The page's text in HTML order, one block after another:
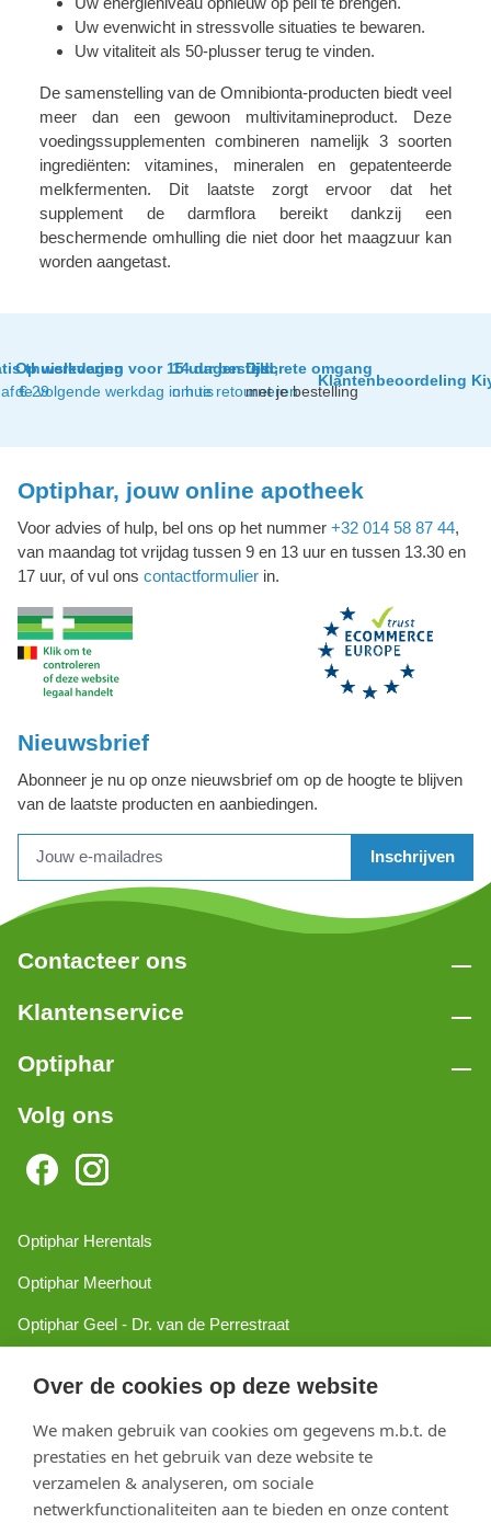
Over de cookies op deze website
We maken gebruik van cookies om gegevens m.b.t. de
prestaties en het gebruik van deze website te
verzamelen & analyseren, om sociale
netwerkfunctionaliteiten aan te bieden en onze content
Uw evenwicht in stressvolle situaties te bewaren.
Uw vitaliteit als 50-plusser terug te vinden.
De samenstelling van de Omnibionta-producten biedt veel
meer dan een gewoon multivitamineproduct. Deze
voedingssupplementen combineren namelijk 3 soorten
ingrediënten: vitamines, mineralen en gepatenteerde
melkfermenten. Dit laatste zorgt ervoor dat het
supplement de darmflora bereikt dankzij een
beschermende omhulling die niet door het maagzuur kan
worden aangetast.
thuislevering
€ 29
Op werkdagen voor 15 uur besteld,
de volgende werkdag in huis
14 dagen tijd
om te retourneren
Discrete omgang
met je bestelling
Klantenbeoordeling
Optiphar, jouw online apotheek
Voor advies of hulp, bel ons op het nummer +32 014 58 87 44,
van maandag tot vrijdag tussen 9 en 13 uur en tussen 13.30 en
17 uur, of vul ons contactformulier in.
Nieuwsbrief
Abonneer je nu op onze nieuwsbrief om op de hoogte te blijven
van de laatste producten en aanbiedingen.
Inschrijven
Contacteer ons
Klantenservice
Optiphar
Volg ons
Optiphar Herentals
Optiphar Meerhout
Optiphar Geel - Dr. van de Perrestraat
Optiphar Mol
Copyright 2026 optiphar.com. Alle rechten voorbehouden